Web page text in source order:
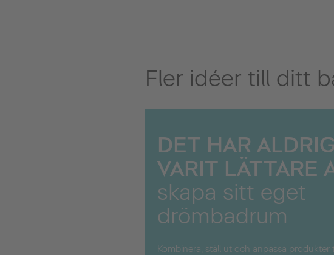
Fler idéer till ditt
DET HAR
VARIT LÄTTARE
skapa sitt eget
drömbadrum
Kombinera, ställ ut och anpassa produkter